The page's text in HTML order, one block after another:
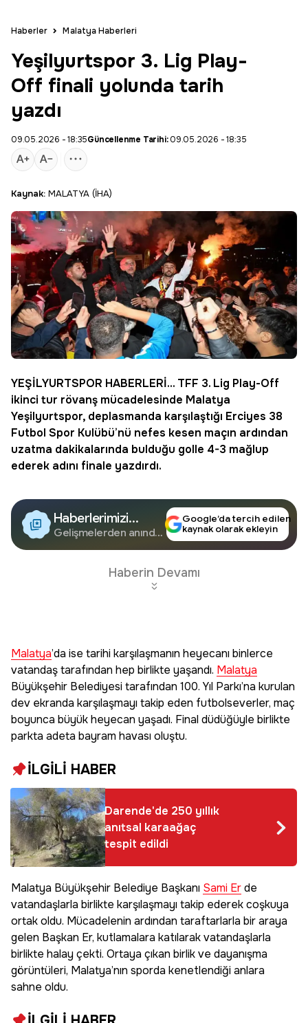
Haberler Malatya Haberleri
Yeşilyurtspor 3. Lig Play-
Off finali yolunda tarih
yazdı
09.05.2026 - 18:35Güncellenme Tarihi:09.05.2026 - 18:35
Kaynak: MALATYA (İHA)
YEŞİLYURTSPOR HABERLERİ... TFF 3. Lig Play-Off
ikinci tur rövanş mücadelesinde Malatya
Yeşilyurtspor, deplasmanda karşılaştığı Erciyes 38
Futbol Spor Kulübü’nü nefes kesen maçın ardından
uzatma dakikalarında bulduğu golle 4-3 mağlup
ederek adını finale yazdırdı.
Haberlerimizi
Google'da Takip
Edin
Gelişmelerden anında
Google’da tercih edilen
kaynak olarak ekleyin
Haberin Devamı
Malatya’da ise tarihi karşılaşmanın heyecanı binlerce
vatandaş tarafından hep birlikte yaşandı. Malatya
Büyükşehir Belediyesi tarafından 100. Yıl Parkı’na kurulan
dev ekranda karşılaşmayı takip eden futbolseverler, maç
boyunca büyük heyecan yaşadı. Final düdüğüyle birlikte
parkta adeta bayram havası oluştu.
İLGİLİ HABER
Darende'de 250 yıllık
anıtsal karaağaç
tespit edildi
Malatya Büyükşehir Belediye Başkanı Sami Erde
vatandaşlarla birlikte karşılaşmayı takip ederek coşkuya
ortak oldu. Mücadelenin ardından taraftarlarla bir araya
gelen Başkan Er, kutlamalara katılarak vatandaşlarla
birlikte halay çekti. Ortaya çıkan birlik ve dayanışma
görüntüleri, Malatya’nın sporda kenetlendiği anlara
sahne oldu.